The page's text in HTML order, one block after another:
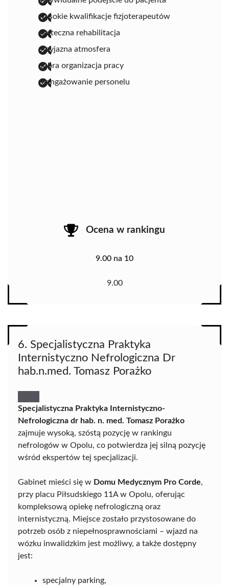
wysokie kwalifikacje fizjoterapeutów
skuteczna rehabilitacja
przyjazna atmosfera
dobra organizacja pracy
zaangażowanie personelu
Ocena w rankingu
9.00 na 10
9.00
6. Specjalistyczna Praktyka
Internistyczno Nefrologiczna Dr
hab.n.med. Tomasz Porażko
Specjalistyczna Praktyka Internistyczno-
Nefrologiczna dr hab. n. med. Tomasz Porażko
zajmuje wysoką, szóstą pozycję w rankingu
nefrologów w Opolu, co potwierdza jej silną pozycję
wśród ekspertów tej specjalizacji.
Gabinet mieści się w Domu Medycznym Pro Corde,
przy placu Piłsudskiego 11A w Opolu, oferując
kompleksową opiekę nefrologiczną oraz
internistyczną. Miejsce zostało przystosowane do
potrzeb osób z niepełnosprawnościami – wjazd na
wózku inwalidzkim jest możliwy, a także dostępny
jest:
specjalny parking,